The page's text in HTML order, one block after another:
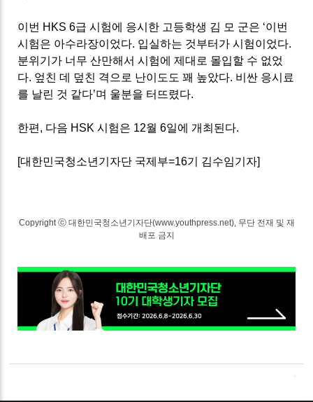
이번 HKS 6급 시험에 응시한 고등학생 김 모 군은 ‘이번
시험은 아수라장이었다. 입실하는 것부터가 시험이었다.
분위기가 너무 산만해서 시험에 제대로 몰입할 수 없었
다. 엎친 데 덮친 격으로 난이도도 꽤 높았다. 비싼 응시료
를 날린 것 같다’며 울분을 터뜨렸다.
한편 , 다음 HSK시험은 12월 6일에 개최된다.
[대한민국청소년기자단 국제부=16기 김수임기자]
Copyright ⓒ 대한민국청소년기자단(www.youthpress.net), 무단 전재 및 재
배포 금지